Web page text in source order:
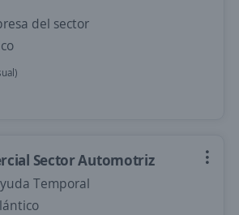
del sector
Sector Automotriz
Temporal